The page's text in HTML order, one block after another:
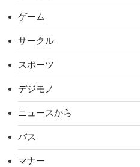
ゲーム
サークル
スポーツ
デジモノ
ニュースから
バス
マナー